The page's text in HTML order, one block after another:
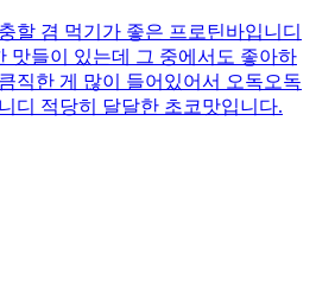
할 겸 먹기가 좋은 프로틴바입니디
맛들이 있는데 그 중에서도 좋아하
직한 게 많이 들어있어서 오독오독
디 적당히 달달한 초코맛입니다.